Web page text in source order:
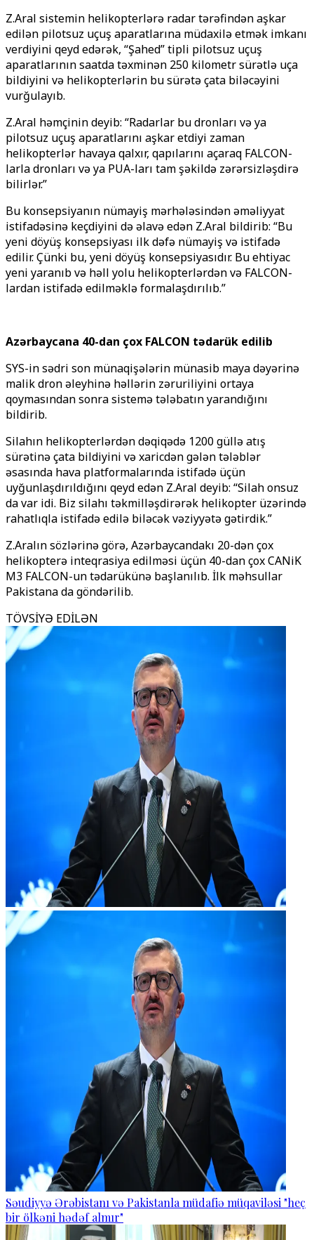
Z.Aral sistemin helikopterlərə radar tərəfindən aşkar
edilən pilotsuz uçuş aparatlarına müdaxilə etmək imkanı
verdiyini qeyd edərək, “Şahed” tipli pilotsuz uçuş
aparatlarının saatda təxminən 250 kilometr sürətlə uça
bildiyini və helikopterlərin bu sürətə çata biləcəyini
vurğulayıb.
Z.Aral həmçinin deyib: “Radarlar bu dronları və ya
pilotsuz uçuş aparatlarını aşkar etdiyi zaman
helikopterlər havaya qalxır, qapılarını açaraq FALCON-
larla dronları və ya PUA-ları tam şəkildə zərərsizləşdirə
bilirlər.”
Bu konsepsiyanın nümayiş mərhələsindən əməliyyat
istifadəsinə keçdiyini də əlavə edən Z.Aral bildirib: “Bu
yeni döyüş konsepsiyası ilk dəfə nümayiş və istifadə
edilir. Çünki bu, yeni döyüş konsepsiyasıdır. Bu ehtiyac
yeni yaranıb və həll yolu helikopterlərdən və FALCON-
lardan istifadə edilməklə formalaşdırılıb.”
Azərbaycana 40-dan çox FALCON tədarük edilib
SYS-in sədri son münaqişələrin münasib maya dəyərinə
malik dron əleyhinə həllərin zəruriliyini ortaya
qoymasından sonra sistemə tələbatın yarandığını
bildirib.
Silahın helikopterlərdən dəqiqədə 1200 güllə atış
sürətinə çata bildiyini və xaricdən gələn tələblər
əsasında hava platformalarında istifadə üçün
uyğunlaşdırıldığını qeyd edən Z.Aral deyib: “Silah onsuz
da var idi. Biz silahı təkmilləşdirərək helikopter üzərində
rahatlıqla istifadə edilə biləcək vəziyyətə gətirdik.”
Z.Aralın sözlərinə görə, Azərbaycandakı 20-dən çox
helikopterə inteqrasiya edilməsi üçün 40-dan çox CANiK
M3 FALCON-un tədarükünə başlanılıb. İlk məhsullar
Pakistana da göndərilib.
TÖVSİYƏ EDİLƏN
Səudiyyə Ərəbistanı və Pakistanla müdafiə müqaviləsi "heç
bir ölkəni hədəf almır"